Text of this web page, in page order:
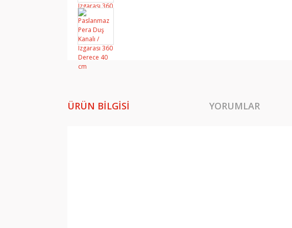
ÜRÜN BILGISI YORUMLAR